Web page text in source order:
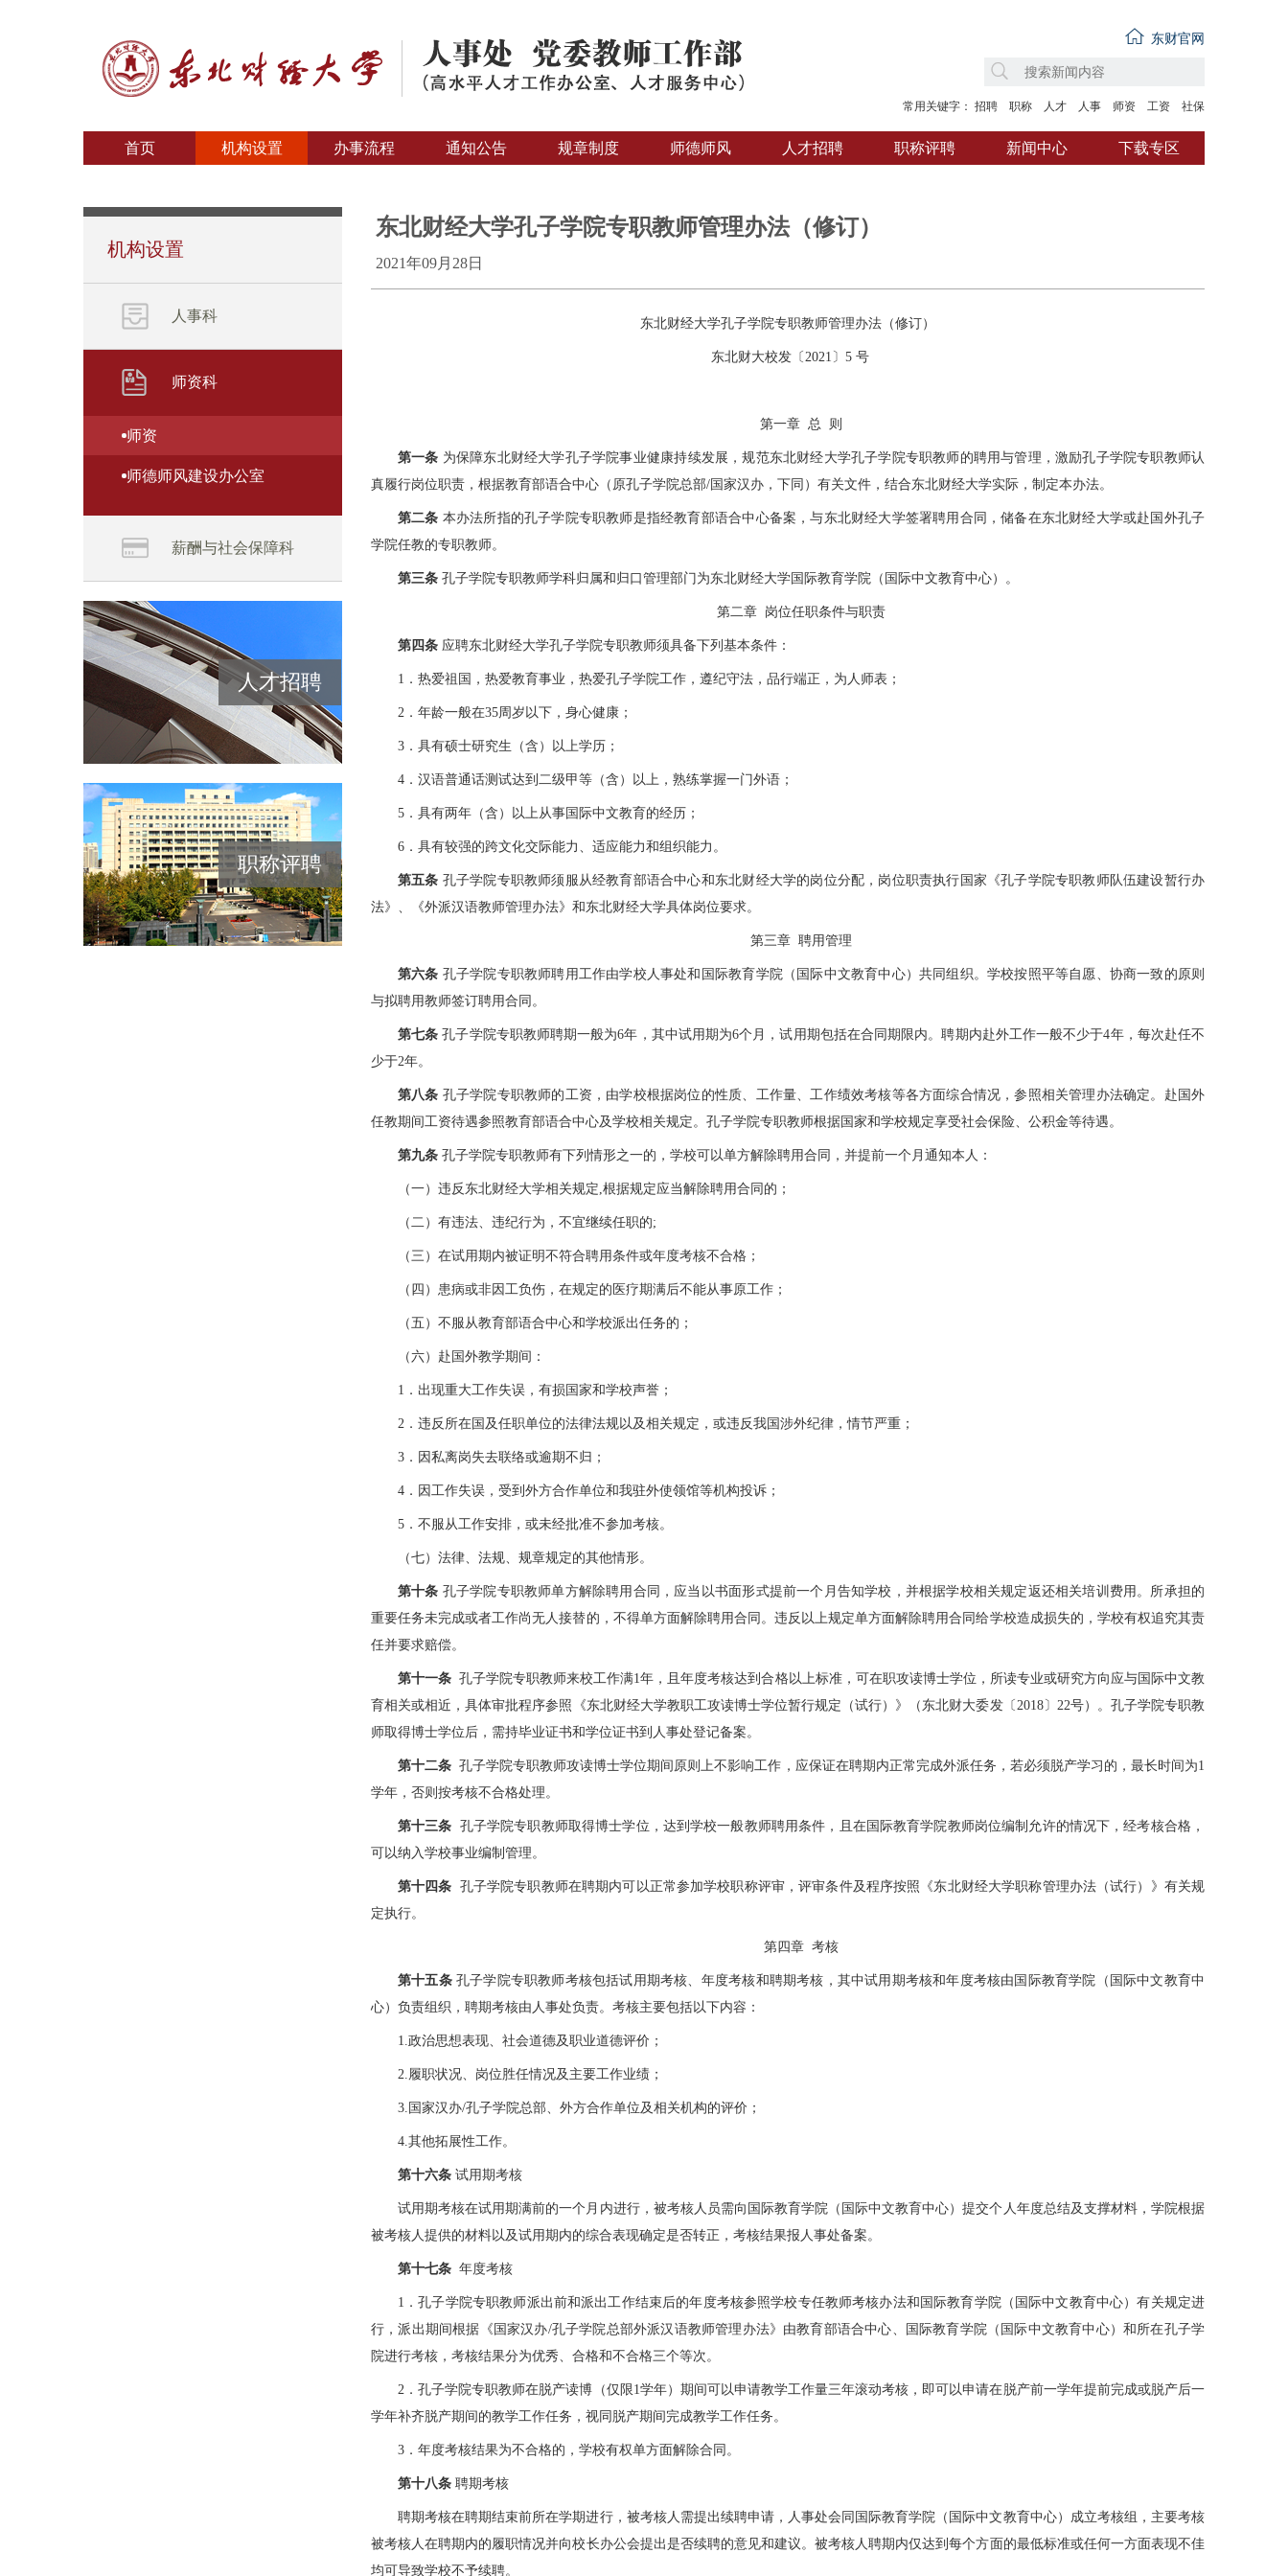
东财官网
常用关键字： 招聘 职称 人才 人事 师资 工资 社保
首页 机构设置 办事流程 通知公告 规章制度 师德师风 人才招聘 职称评聘 新闻中心 下载专区
机构设置
人事科
师资科
师资
师德师风建设办公室
薪酬与社会保障科
人才招聘
职称评聘
东北财经大学孔子学院专职教师管理办法（修订）
2021年09月28日
东北财经大学孔子学院专职教师管理办法（修订）
东北财大校发〔2021〕5 号
第一章 总 则
第一条 为保障东北财经大学孔子学院事业健康持续发展，规范东北财经大学孔子学院专职教师的聘用与管理，激励孔子学院专职教师认
真履行岗位职责，根据教育部语合中心（原孔子学院总部/国家汉办，下同）有关文件，结合东北财经大学实际，制定本办法。
第二条 本办法所指的孔子学院专职教师是指经教育部语合中心备案，与东北财经大学签署聘用合同，储备在东北财经大学或赴国外孔子
学院任教的专职教师。
第三条 孔子学院专职教师学科归属和归口管理部门为东北财经大学国际教育学院（国际中文教育中心）。
第二章 岗位任职条件与职责
第四条 应聘东北财经大学孔子学院专职教师须具备下列基本条件：
1．热爱祖国，热爱教育事业，热爱孔子学院工作，遵纪守法，品行端正，为人师表；
2．年龄一般在35周岁以下，身心健康；
3．具有硕士研究生（含）以上学历；
4．汉语普通话测试达到二级甲等（含）以上，熟练掌握一门外语；
5．具有两年（含）以上从事国际中文教育的经历；
6．具有较强的跨文化交际能力、适应能力和组织能力。
第五条 孔子学院专职教师须服从经教育部语合中心和东北财经大学的岗位分配，岗位职责执行国家《孔子学院专职教师队伍建设暂行办
法》、《外派汉语教师管理办法》和东北财经大学具体岗位要求。
第三章 聘用管理
第六条 孔子学院专职教师聘用工作由学校人事处和国际教育学院（国际中文教育中心）共同组织。学校按照平等自愿、协商一致的原则
与拟聘用教师签订聘用合同。
第七条 孔子学院专职教师聘期一般为6年，其中试用期为6个月，试用期包括在合同期限内。聘期内赴外工作一般不少于4年，每次赴任不
少于2年。
第八条 孔子学院专职教师的工资，由学校根据岗位的性质、工作量、工作绩效考核等各方面综合情况，参照相关管理办法确定。赴国外
任教期间工资待遇参照教育部语合中心及学校相关规定。孔子学院专职教师根据国家和学校规定享受社会保险、公积金等待遇。
第九条 孔子学院专职教师有下列情形之一的，学校可以单方解除聘用合同，并提前一个月通知本人：
（一）违反东北财经大学相关规定,根据规定应当解除聘用合同的；
（二）有违法、违纪行为，不宜继续任职的;
（三）在试用期内被证明不符合聘用条件或年度考核不合格；
（四）患病或非因工负伤，在规定的医疗期满后不能从事原工作；
（五）不服从教育部语合中心和学校派出任务的；
（六）赴国外教学期间：
1．出现重大工作失误，有损国家和学校声誉；
2．违反所在国及任职单位的法律法规以及相关规定，或违反我国涉外纪律，情节严重；
3．因私离岗失去联络或逾期不归；
4．因工作失误，受到外方合作单位和我驻外使领馆等机构投诉；
5．不服从工作安排，或未经批准不参加考核。
（七）法律、法规、规章规定的其他情形。
第十条 孔子学院专职教师单方解除聘用合同，应当以书面形式提前一个月告知学校，并根据学校相关规定返还相关培训费用。所承担的
重要任务未完成或者工作尚无人接替的，不得单方面解除聘用合同。违反以上规定单方面解除聘用合同给学校造成损失的，学校有权追究其责
任并要求赔偿。
第十一条孔子学院专职教师来校工作满1年，且年度考核达到合格以上标准，可在职攻读博士学位，所读专业或研究方向应与国际中文教
育相关或相近，具体审批程序参照《东北财经大学教职工攻读博士学位暂行规定（试行）》（东北财大委发〔2018〕22号）。孔子学院专职教
师取得博士学位后，需持毕业证书和学位证书到人事处登记备案。
第十二条 孔子学院专职教师攻读博士学位期间原则上不影响工作，应保证在聘期内正常完成外派任务，若必须脱产学习的，最长时间为1
学年，否则按考核不合格处理。
第十三条 孔子学院专职教师取得博士学位，达到学校一般教师聘用条件，且在国际教育学院教师岗位编制允许的情况下，经考核合格，
可以纳入学校事业编制管理。
第十四条 孔子学院专职教师在聘期内可以正常参加学校职称评审，评审条件及程序按照《东北财经大学职称管理办法（试行）》有关规
定执行。
第四章 考核
第十五条孔子学院专职教师考核包括试用期考核、年度考核和聘期考核，其中试用期考核和年度考核由国际教育学院（国际中文教育中
心）负责组织，聘期考核由人事处负责。考核主要包括以下内容：
1.政治思想表现、社会道德及职业道德评价；
2.履职状况、岗位胜任情况及主要工作业绩；
3.国家汉办/孔子学院总部、外方合作单位及相关机构的评价；
4.其他拓展性工作。
第十六条 试用期考核
试用期考核在试用期满前的一个月内进行，被考核人员需向国际教育学院（国际中文教育中心）提交个人年度总结及支撑材料，学院根据
被考核人提供的材料以及试用期内的综合表现确定是否转正，考核结果报人事处备案。
第十七条 年度考核
1．孔子学院专职教师派出前和派出工作结束后的年度考核参照学校专任教师考核办法和国际教育学院（国际中文教育中心）有关规定进
行，派出期间根据《国家汉办/孔子学院总部外派汉语教师管理办法》由教育部语合中心、国际教育学院（国际中文教育中心）和所在孔子学
院进行考核，考核结果分为优秀、合格和不合格三个等次。
2．孔子学院专职教师在脱产读博（仅限1学年）期间可以申请教学工作量三年滚动考核，即可以申请在脱产前一学年提前完成或脱产后一
学年补齐脱产期间的教学工作任务，视同脱产期间完成教学工作任务。
3．年度考核结果为不合格的，学校有权单方面解除合同。
第十八条 聘期考核
聘期考核在聘期结束前所在学期进行，被考核人需提出续聘申请，人事处会同国际教育学院（国际中文教育中心）成立考核组，主要考核
被考核人在聘期内的履职情况并向校长办公会提出是否续聘的意见和建议。被考核人聘期内仅达到每个方面的最低标准或任何一方面表现不佳
均可导致学校不予续聘。